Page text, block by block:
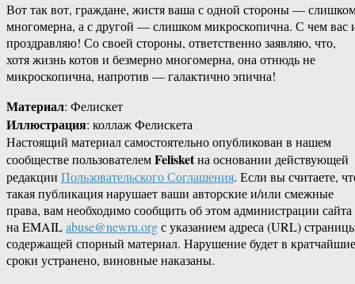
Вот так вот, граждане, жистя ваша с одной стороны —
многомерна, а с другой — слишком микроскопична. С чем вас
проздравляю! Со своей стороны, ответственно заявляю, что,
хотя жизнь котов и безмерно многомерна, она отнюдь не
микроскопична, напротив — галактично эпична!
Материал: Фелискет
Иллюстрация: коллаж Фелискета
Настоящий материал самостоятельно опубликован в нашем
сообществе пользователемFelisketна основании действующей
редакции Пользовательского Соглашения. Если вы считаете,
такая публикация нарушает ваши авторские и/или смежные
права, вам необходимо сообщить об этом администрации сайта
на EMAILabuse@newru.orgс указанием адреса (URL)
содержащей спорный материал. Нарушение будет в кратчайшие
сроки устранено, виновные наказаны.